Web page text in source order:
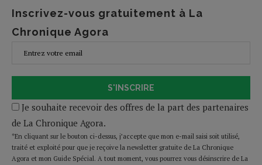
Inscrivez-vous gratuitement à La
Chronique Agora
S'INSCRIRE
Je souhaite recevoir des offres de la part des partenaires
de La Chronique Agora.
*En cliquant sur le bouton ci-dessus, j’accepte que mon e-mail saisi soit utilisé,
traité et exploité pour que je reçoive la newsletter gratuite de La Chronique
Agora et mon Guide Spécial. A tout moment, vous pourrez vous désinscrire de La